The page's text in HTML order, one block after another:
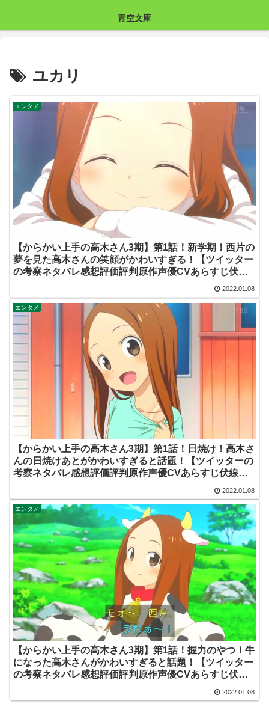
青空文庫
ユカリ
エンタメ
【からかい上手の高木さん3期】第1話！新学期！西片の
夢を見た高木さんの笑顔がかわいすぎる！【ツイッター
の考察ネタバレ感想評価評判原作声優CVあらすじ伏線
2022.01.08
エンタメ
【からかい上手の高木さん3期】第1話！日焼け！高木さ
んの日焼けあとがかわいすぎると話題！【ツイッターの
考察ネタバレ感想評価評判原作声優CVあらすじ伏線脚
2022.01.08
エンタメ
【からかい上手の高木さん3期】第1話！握力のやつ！牛
になった高木さんがかわいすぎると話題！【ツイッター
の考察ネタバレ感想評価評判原作声優CVあらすじ伏線
2022.01.08